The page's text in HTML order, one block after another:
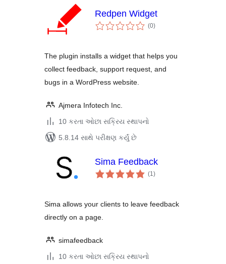
Redpen Widget
(0કુલ
રેટિંગ્સ
)
The plugin installs a widget that helps you
collect feedback, support request, and
bugs in a WordPress website.
Ajmera Infotech Inc.
10 કરતા ઓછા સક્રિય સ્થાપનો
5.8.14 સાથે પરીક્ષણ કર્યું છે
Sima Feedback
(1કુલ
રેટિંગ્સ
)
Sima allows your clients to leave feedback
directly on a page.
simafeedback
10 કરતા ઓછા સક્રિય સ્થાપનો